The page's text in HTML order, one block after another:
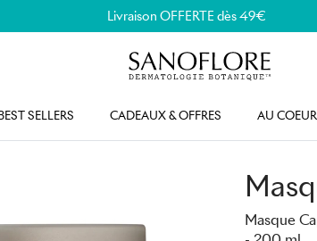
Livraison OFFERTE dès 49€
SELLERS CADEAUX & OFFRES AU
Masque